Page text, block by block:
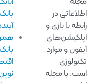
در
با بازی و
و موارد
با مجله
آینده
همراه
اقتصاد